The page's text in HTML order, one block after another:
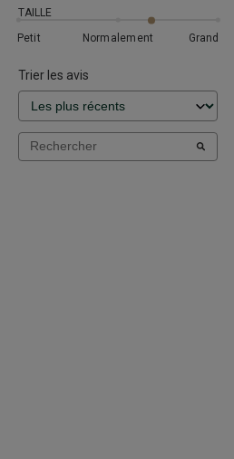
TAILLE
Petit
Normalement Grand
Trier les avis